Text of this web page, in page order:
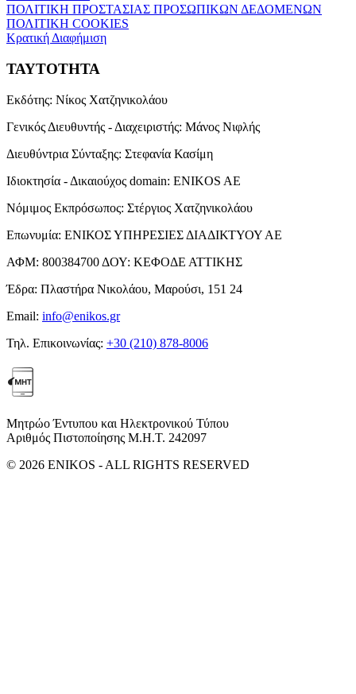
ΠΟΛΙΤΙΚΗ ΠΡΟΣΤΑΣΙΑΣ ΠΡΟΣΩΠΙΚΩΝ ΔΕΔΟΜΕΝΩΝ
ΠΟΛΙΤΙΚΗ COOKIES
Κρατική Διαφήμιση
ΤΑΥΤΟΤΗΤΑ
Εκδότης: Νίκος Χατζηνικολάου
Γενικός Διευθυντής - Διαχειριστής: Μάνος Νιφλής
Διευθύντρια Σύνταξης: Στεφανία Κασίμη
Ιδιοκτησία - Δικαιούχος domain: ENIKOS AE
Νόμιμος Εκπρόσωπος: Στέργιος Χατζηνικολάου
Επωνυμία: ΕΝΙΚΟΣ ΥΠΗΡΕΣΙΕΣ ΔΙΑΔΙΚΤΥΟΥ ΑΕ
ΑΦΜ: 800384700 ΔΟΥ: ΚΕΦΟΔΕ ΑΤΤΙΚΗΣ
Έδρα: Πλαστήρα Νικολάου, Μαρούσι, 151 24
Email: info@enikos.gr
Τηλ. Επικοινωνίας: +30 (210) 878-8006
Μητρώο Έντυπου και Ηλεκτρονικού Τύπου
Αριθμός Πιστοποίησης Μ.Η.Τ. 242097
© 2026 ENIKOS - ALL RIGHTS RESERVED